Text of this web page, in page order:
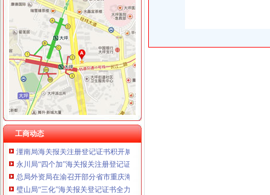
工商动态
工商动态
巫溪局突出“快、实、深、通”重庆海关注册字做好寒潮防工作
巫山局开展“查究抓”海关报关注册登记证书推动各项工作
渝北局重庆海关注册运用职能帮助企业融资八亿元
南川局重庆海关在哪里关注民生促进和谐大力推进12315行政执法体系建设
沙坪坝局在西永微电园开设市级重点项目行政审批“绿通道”重庆海关在哪里
市重庆海关注册局副局长李林出席北碚区学校食品安全义务监督员聘任大会
市重庆海关在哪里局信息中心积落实五中全会精
潼南局海关报关注册登记证书积开展家装行业专项整
永川局“四个加”海关报关注册登记证书化两节食品市场监管有实效
总局外资局在渝召开部分省市重庆海关在哪里外资企业登记管理工作座谈会
璧山局“三化”海关报关登记证书全力营造食品安全健康消费环境
璧山局重庆海关在哪里查获星级酒店销售冒名酒44瓶